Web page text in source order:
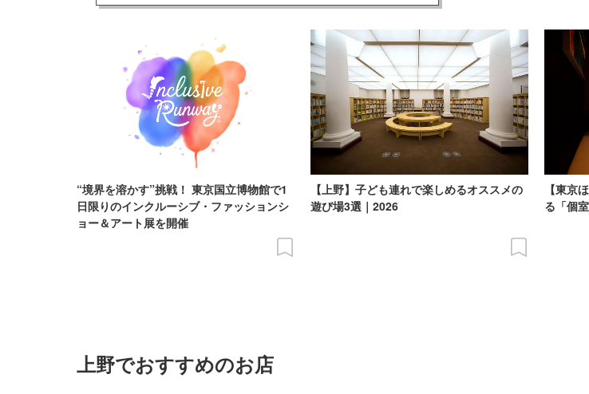
“境界を溶かす”挑戦！ 東京国立博物館で1
日限りのインクルーシブ・ファッションシ
ョー＆アート展を開催
【上野】子ども連れで楽しめるオススメの
遊び場3選｜2026
【東京
る「個
上野でおすすめのお店